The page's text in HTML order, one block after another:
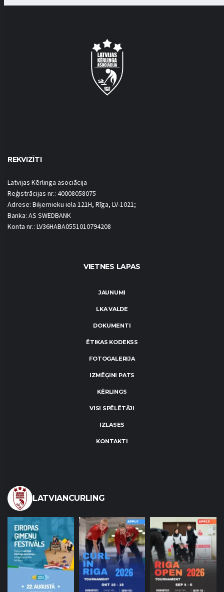
REKVIZĪTI
Latvijas Kērlinga asociācija
Reģistrācijas nr.: 40008058075
Adrese: Biķernieku iela 121H, Rīga, LV-1021;
Banka: AS SWEDBANK
Konta nr.: LV36HABA0551010794208
VIETNES LAPAS
JAUNUMI
LKA VALDE
DOKUMENTI
ĒTIKAS KODEKSS
FOTOGALERIJA
IZMĒĢINI PATS
KĒRLINGS
VISI SPĒLĒTĀJI
IZLASES
KONTAKTI
LATVIANCURLING